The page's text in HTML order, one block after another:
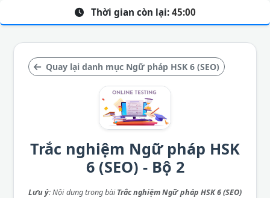
Quay lại danh mục Ngữ pháp HSK 6 (SEO)
Trắc nghiệm Ngữ pháp HSK
6 (SEO) - Bộ 2
Lưu ý: Nội dung trong bàiTrắc nghiệm Ngữ pháp HSK 6 (SEO)
Thời gian còn lại: 45:00